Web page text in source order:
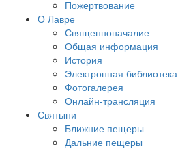
Пожертвование
О Лавре
Священноначалие
Общая информация
История
Электронная библиотека
Фотогалерея
Онлайн-трансляция
Святыни
Ближние пещеры
Дальние пещеры